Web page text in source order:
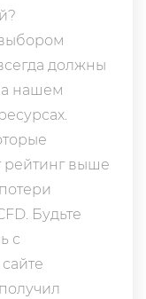
должны
нашем
рейтинг выше
Будьте
с
получил